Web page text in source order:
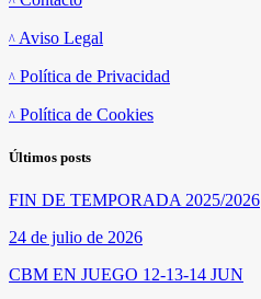
Aviso Legal
Política de Privacidad
Política de Cookies
Últimos posts
FIN DE TEMPORADA 2025/2026
24 de julio de 2026
CBM EN JUEGO 12-13-14 JUN